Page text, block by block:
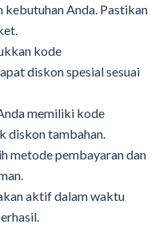
kebutuhan Anda. Pastikan
kode
diskon spesial sesuai
memiliki kode
diskon tambahan.
metode pembayaran dan
aktif dalam waktu